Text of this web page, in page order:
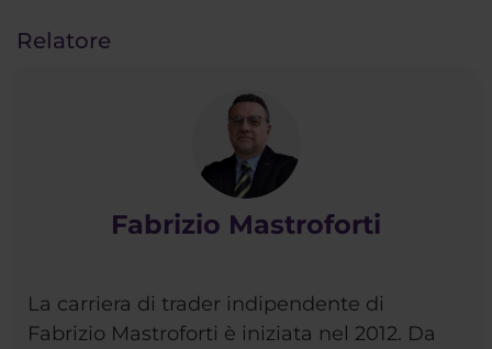
Relatore
Fabrizio Mastroforti
La carriera di trader indipendente di
Fabrizio Mastroforti è iniziata nel 2012. Da